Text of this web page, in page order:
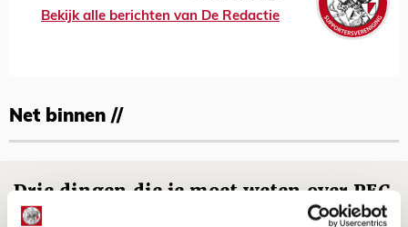
Bekijk alle berichten van De Redactie
Net binnen //
Drie dingen die je moet weten over PEC
Zwolle - Ajax